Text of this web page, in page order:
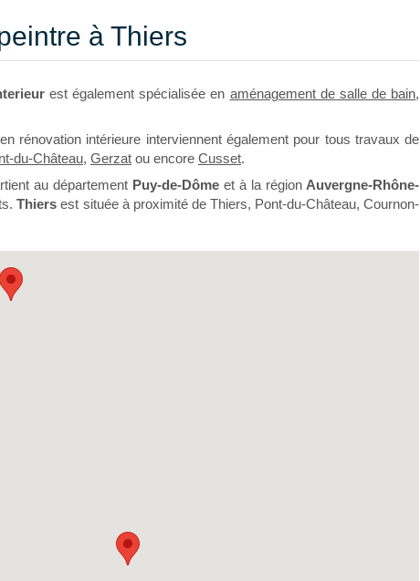
à Thiers
est également spécialisée en aménagement de salle de bain,
rénovation intérieure interviennent également pour tous travaux de
du-Château, Gerzat ou encore Cusset.
au département Puy-de-Dômeet à la région Auvergne-Rhône-
Thiers est située à proximité de Thiers, Pont-du-Château, Cournon-